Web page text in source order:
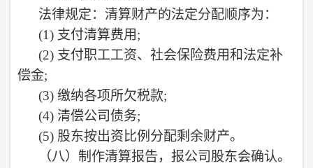
法律规定：清算财产的法定分配顺序为：
(1) 支付清算费用;
(2) 支付职工工资、社会保险费用和法定补
偿金;
(3) 缴纳各项所欠税款;
(4) 清偿公司债务;
(5) 股东按出资比例分配剩余财产。
（八） 制作清算报告，报公司股东会确认。